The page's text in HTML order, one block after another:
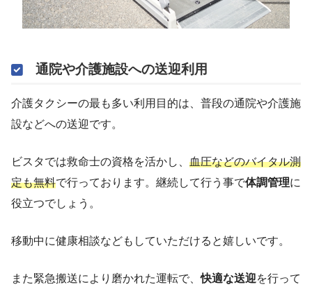
通院や介護施設への送迎利用
介護タクシーの最も多い利用目的は、普段の通院や介護施
設などへの送迎です。
ビスタでは救命士の資格を活かし、 血圧などのバイタル測
定も無料で行っております。継続して行う事で体調管理に
役立つでしょう。
移動中に健康相談などもしていただけると嬉しいです。
また緊急搬送により磨かれた運転で、快適な送迎を行って